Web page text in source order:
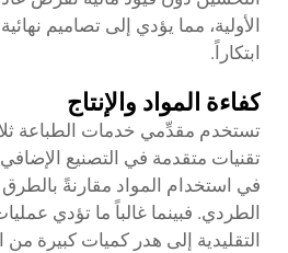
الأولية، مما يؤدي إلى تصاميم
ابتكاراً.
كفاءة المواد والإنتاج
تستخدم مقدِّمي خدمات الطباعة
تقنيات متقدمة في التصنيع الإضافي
في استخدام المواد مقارنةً بالطرق
الطردي. فبينما غالباً ما تؤدي
التقليدية إلى هدر كميات كبيرة من